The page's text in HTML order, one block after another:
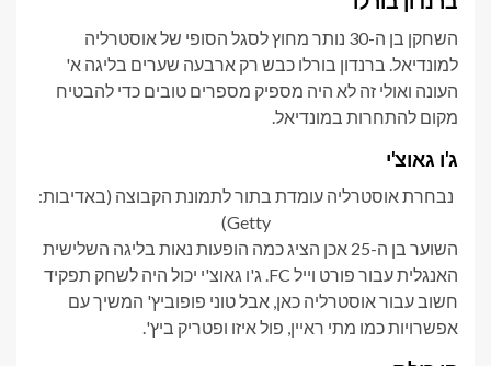
השחקן בן ה-30 נותר מחוץ לסגל הסופי של אוסטרליה
למונדיאל. ברנדון בורלו כבש רק ארבעה שערים בליגה א'
העונה ואולי זה לא היה מספיק מספרים טובים כדי להבטיח
מקום להתחרות במונדיאל.
ג'ו גאוצ'י
נבחרת אוסטרליה עומדת בתור לתמונת הקבוצה (באדיבות:
Getty)
השוער בן ה-25 אכן הציג כמה הופעות נאות בליגה השלישית
האנגלית עבור פורט וייל FC. ג'ו גאוצ'י יכול היה לשחק תפקיד
חשוב עבור אוסטרליה כאן, אבל טוני פופוביץ' המשיך עם
אפשרויות כמו מתי ראיין, פול איזו ופטריק ביץ'.